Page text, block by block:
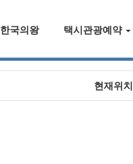
한국의왕 택시관광예약
현재위치